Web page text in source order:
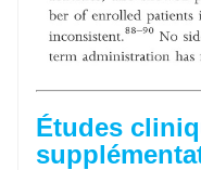
Études